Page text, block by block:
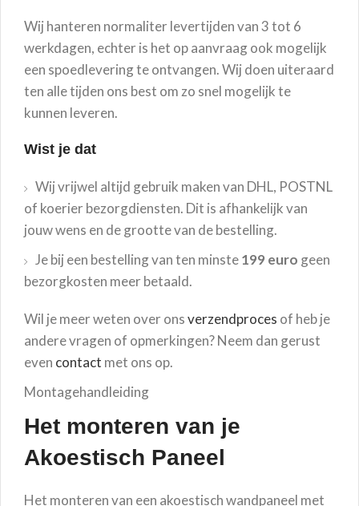
Wij hanteren normaliter levertijden van 3 tot 6
werkdagen, echter is het op aanvraag ook mogelijk
een spoedlevering te ontvangen. Wij doen uiteraard
ten alle tijden ons best om zo snel mogelijk te
kunnen leveren.
Wist je dat
Wij vrijwel altijd gebruik maken van DHL, POSTNL
of koerier bezorgdiensten. Dit is afhankelijk van
jouw wens en de grootte van de bestelling.
Je bij een bestelling van ten minste199 euro geen
bezorgkosten meer betaald.
Wil je meer weten over onsverzendproces of heb je
andere vragen of opmerkingen? Neem dan gerust
even contact met ons op.
Montagehandleiding
Het monteren van je
Akoestisch Paneel
Het monteren van een akoestisch wandpaneel met